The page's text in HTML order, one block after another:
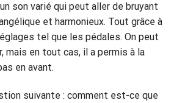
son varié qui peut aller de bruyant
et harmonieux. Tout grâce à
tel que les pédales. On peut
mais en tout cas, il a permis à la
en avant.
suivante : comment est-ce que